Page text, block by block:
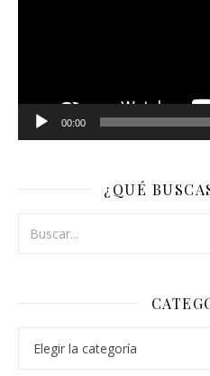
00:00
¿QUÉ